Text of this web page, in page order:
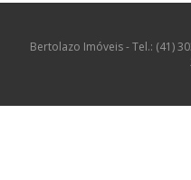
Bertolazo Imóveis - Tel.: (41)